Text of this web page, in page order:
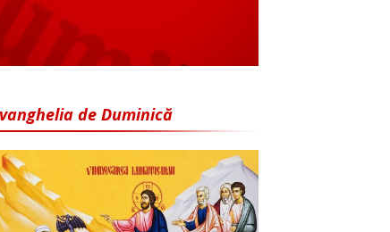
de Duminică